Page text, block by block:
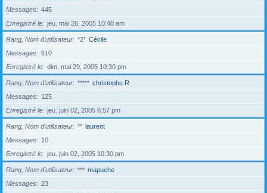
Messages
445
Enregistré le
jeu. mai 26, 2005 10:48 am
Rang, Nom d’utilisateur *2* Cécile
Messages
510
Enregistré le
dim. mai 29, 2005 10:30 pm
Rang, Nom d’utilisateur ***** christophe R
Messages
125
Enregistré le
jeu. juin 02, 2005 6:57 pm
Rang, Nom d’utilisateur ** laurent
Messages
10
Enregistré le
jeu. juin 02, 2005 10:30 pm
Rang, Nom d’utilisateur *** mapuche
Messages
23